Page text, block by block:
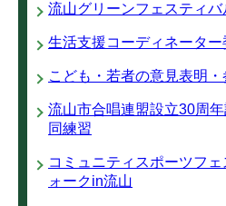
流山グリーンフェスティバ
生活支援コーディネーター
こども・若者の意見表明
流山市合唱連盟設立30周
同練習
コミュニティスポーツフ
ォークin流山